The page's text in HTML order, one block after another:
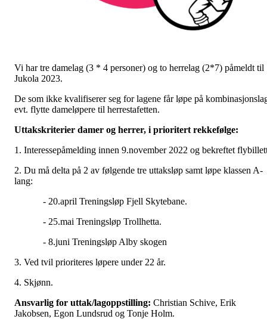
Vi har tre damelag (3 * 4 personer) og to herrelag (2*7) påmeldt til
Jukola 2023.
De som ikke kvalifiserer seg for lagene får løpe på
evt. flytte dameløpere til herrestafetten.
Uttakskriterier damer og herrer, i prioritert rekkefølge:
1. Interessepåmelding innen 9.november 2022 og bekreftet
2. Du må delta på 2 av følgende tre uttaksløp samt løpe klassen A-
lang:
- 20.april Treningsløp Fjell Skytebane.
- 25.mai Treningsløp Trollhetta.
- 8.juni Treningsløp Alby skogen
3. Ved tvil prioriteres løpere under 22 år.
4. Skjønn.
Ansvarlig for uttak/lagoppstilling: Christian Schive, Erik
Jakobsen, Egon Lundsrud og Tonje Holm.